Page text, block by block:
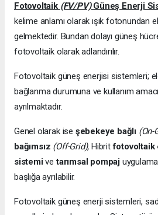
Fotovoltaik (FV/PV)Güneş Enerji
kelime anlamı olarak ışık fotonundan
gelmektedir. Bundan dolayı güneş
fotovoltaik olarak adlandırılır.
Fotovoltaik güneş enerjisi sistemleri;
bağlanma durumuna ve kullanım
ayrılmaktadır.
Genel olarak ise şebekeye bağlı (On-
bağımsız (Off-Grid), Hibritfotovoltaik
sistemivetarımsal pompaj
başlığa ayrılabilir.
Fotovoltaik güneş enerji sistemleri,